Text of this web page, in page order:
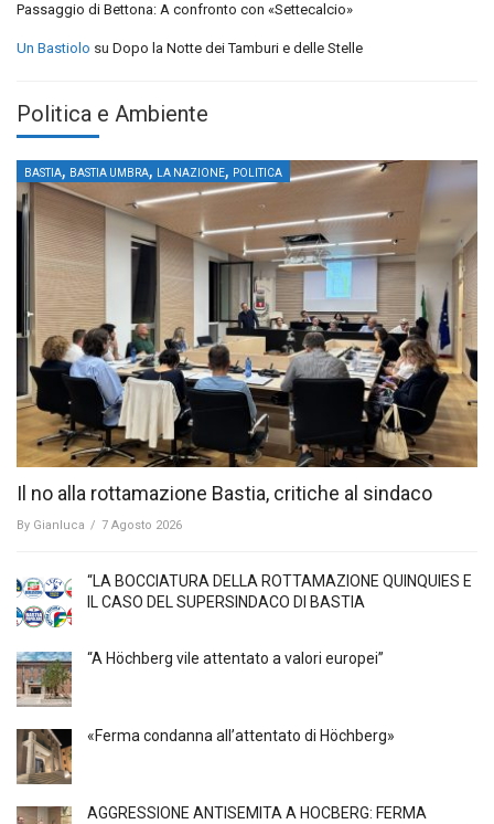
Passaggio di Bettona: A confronto con «Settecalcio»
Un Bastiolo su Dopo la Notte dei Tamburi e delle Stelle
Politica e Ambiente
BASTIA, BASTIA UMBRA, LA NAZIONE, POLITICA
Il no alla rottamazione Bastia, critiche al sindaco
By Gianluca / 7 Agosto 2026
“LA BOCCIATURA DELLA ROTTAMAZIONE QUINQUIES E
IL CASO DEL SUPERSINDACO DI BASTIA
“A Höchberg vile attentato a valori europei”
«Ferma condanna all’attentato di Höchberg»
AGGRESSIONE ANTISEMITA A HÖCBERG: FERMA